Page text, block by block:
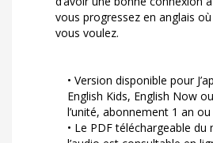
vous progressez en anglais
vous voulez.
• Version disponible pour
English Kids, English Now
l’unité, abonnement 1 an
• Le PDF téléchargeable du